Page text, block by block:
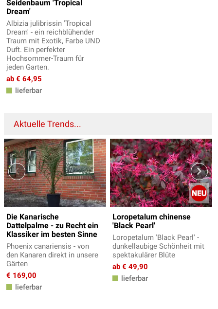
Seidenbaum 'Tropical
Dream'
Albizia julibrissin 'Tropical
Dream' - ein reichblühender
Traum mit Exotik, Farbe UND
Duft. Ein perfekter
Hochsommer-Traum für
jeden Garten.
ab € 64,95
lieferbar
Aktuelle Trends...
Die Kanarische
Dattelpalme - zu Recht ein
Klassiker im besten Sinne
Phoenix canariensis - von
den Kanaren direkt in unsere
Gärten
€ 169,00
lieferbar
Loropetalum chinense
'Black Pearl'
Loropetalum 'Black Pearl' -
dunkellaubige Schönheit mit
spektakulärer Blüte
ab € 49,90
lieferbar